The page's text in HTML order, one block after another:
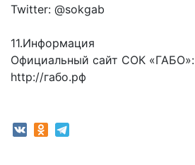
Twitter: @sokgab
11.Информация
Официальный сайт СОК «ГАБО»:
http://габо.рф